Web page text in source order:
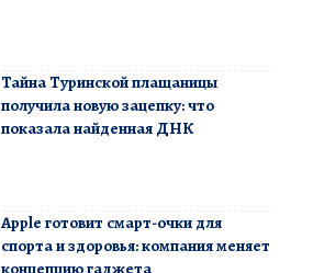
Тайна Туринской плащаницы
получила новую зацепку: что
показала найденная ДНК
Apple готовит смарт-очки для
спорта и здоровья: компания меняет
концепцию гаджета